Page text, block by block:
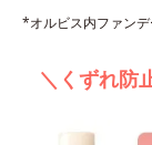
*オルビス内ファン
＼くずれ防